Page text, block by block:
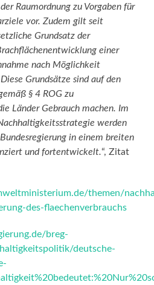
Raumordnung zu Vorgaben für
vor. Zudem gilt seit
Grundsatz der
einer
nach Möglichkeit
Grundsätze sind auf den
§ 4 ROG zu
Länder Gebrauch machen. Im
werden
in einem breiten
und fortentwickelt.“, Zitat
themen/
des-flaechenverbrauchs
breg-
deutsche-